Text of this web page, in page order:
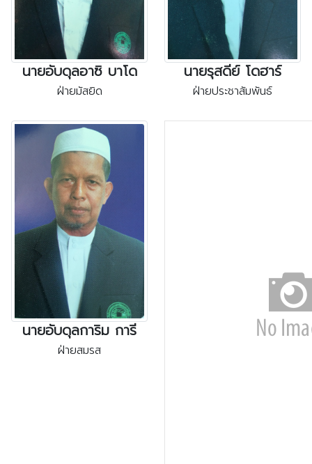
นายอับดุลอาซิ บาโด
ฝ่ายมัสยิด
นายรุสดีย์ โดฮาร์
ฝ่ายประชาสัมพันธ์
นายอับดุลการิม การี
ฝ่ายสมรส